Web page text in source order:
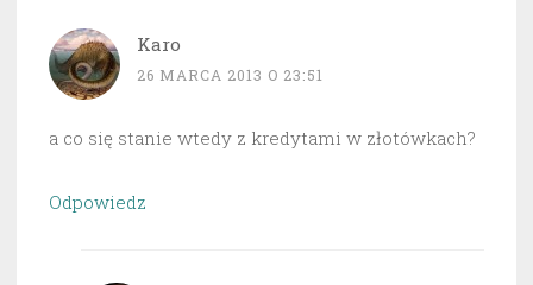
Karo
26 MARCA 2013 O 23:51
a co się stanie wtedy z kredytami w złotówkach?
Odpowiedz